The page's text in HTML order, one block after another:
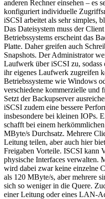
anderen Rechner einsehen – es
konfiguriert individuelle
iSCSI arbeitet als sehr simples,
Das Dateisystem muss der
Betriebssystems erscheint das
Platte. Daher greifen auch
Snapshots. Der Administrator
Laufwerk über iSCSI zu,
ihr eigenes Laufwerk zugreifen
Betriebssysteme wie Windows
verschiedene kommerzielle und
Setzt der Backupserver
iSCSI zudem eine bessere
insbesondere bei kleinen IOPs.
schafft bei einem
MByte/s Durchsatz. Mehrere
Leitung teilen, aber auch hier
Freigaben Vorteile. ISCSI kann
physische Interfaces verwalten.
wird dabei zwar keine einzelne
als 120 MByte/s, aber mehrere
sich so weniger in die Quere.
einer Leitung oder eines LAN-